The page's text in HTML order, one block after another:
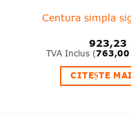
Centura simpla
923,23
TVA Inclus (763,00
CITEȘTE